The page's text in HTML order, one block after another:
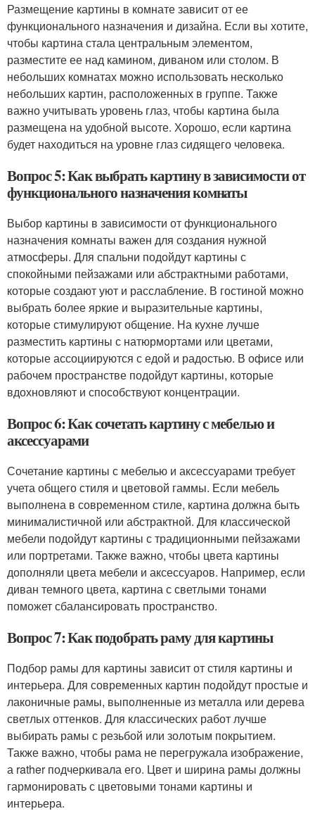
Размещение картины в комнате зависит от ее
функционального назначения и дизайна. Если вы хотите,
чтобы картина стала центральным элементом,
разместите ее над камином, диваном или столом. В
небольших комнатах можно использовать несколько
небольших картин, расположенных в группе. Также
важно учитывать уровень глаз, чтобы картина была
размещена на удобной высоте. Хорошо, если картина
будет находиться на уровне глаз сидящего человека.
Вопрос 5: Как выбрать картину в зависимости от
функционального назначения комнаты
Выбор картины в зависимости от функционального
назначения комнаты важен для создания нужной
атмосферы. Для спальни подойдут картины с
спокойными пейзажами или абстрактными работами,
которые создают уют и расслабление. В гостиной можно
выбрать более яркие и выразительные картины,
которые стимулируют общение. На кухне лучше
разместить картины с натюрмортами или цветами,
которые ассоциируются с едой и радостью. В офисе или
рабочем пространстве подойдут картины, которые
вдохновляют и способствуют концентрации.
Вопрос 6: Как сочетать картину с мебелью и
аксессуарами
Сочетание картины с мебелью и аксессуарами требует
учета общего стиля и цветовой гаммы. Если мебель
выполнена в современном стиле, картина должна быть
минималистичной или абстрактной. Для классической
мебели подойдут картины с традиционными пейзажами
или портретами. Также важно, чтобы цвета картины
дополняли цвета мебели и аксессуаров. Например, если
диван темного цвета, картина с светлыми тонами
поможет сбалансировать пространство.
Вопрос 7: Как подобрать раму для картины
Подбор рамы для картины зависит от стиля картины и
интерьера. Для современных картин подойдут простые и
лаконичные рамы, выполненные из металла или дерева
светлых оттенков. Для классических работ лучше
выбирать рамы с резьбой или золотым покрытием.
Также важно, чтобы рама не перегружала изображение,
а rather подчеркивала его. Цвет и ширина рамы должны
гармонировать с цветовыми тонами картины и
интерьера.